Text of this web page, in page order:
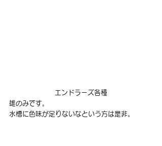
エンドラーズ各種
雄のみです。
水槽に色味が足りないなという方は是非。